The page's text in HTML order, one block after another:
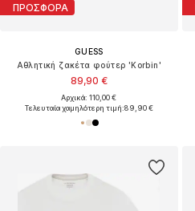
ΠΡΟΣΦΟΡΑ
GUESS
Αθλητική ζακέτα φούτερ 'Korbin'
89,90 €
Αρχικά: 110,00 €
Τελευταία χαμηλότερη τιμή:89,90 €